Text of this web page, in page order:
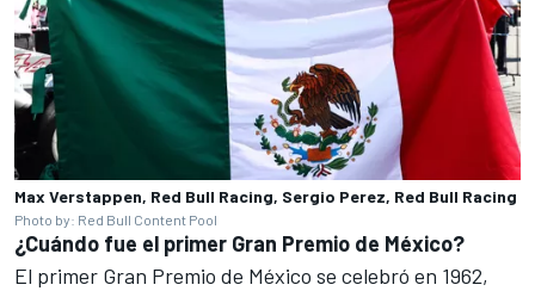
Max Verstappen, Red Bull Racing, Sergio Perez, Red Bull Racing
Photo by: Red Bull Content Pool
¿Cuándo fue el primer Gran Premio de México?
El primer Gran Premio de México se celebró en 1962,